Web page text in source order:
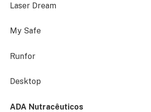
Laser Dream
My Safe
Runfor
Desktop
ADA Nutracêuticos